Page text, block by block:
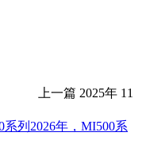
上一篇 2025年 11
列2026年，MI500系